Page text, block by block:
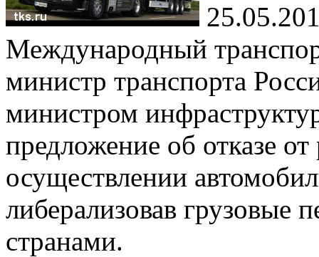
Международный
министр транспорта
министром
предложение об отказе
осуществлении
либерализовав грузовые
странами.